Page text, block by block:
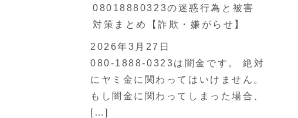
08018880323の迷惑行為と被害
対策まとめ【詐欺・嫌がらせ】
2026年3月27日
080-1888-0323は闇金です。 絶対
にヤミ金に関わってはいけません。
もし闇金に関わってしまった場合、
[…]